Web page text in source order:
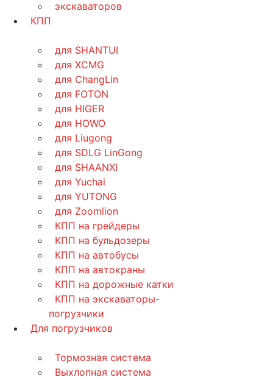
экскаваторов
КПП
для SHANTUI
для XCMG
для ChangLin
для FOTON
для HIGER
для HOWO
для Liugong
для SDLG LinGong
для SHAANXI
для Yuchai
для YUTONG
для Zoomlion
КПП на грейдеры
КПП на бульдозеры
КПП на автобусы
КПП на автокраны
КПП на дорожные катки
КПП на экскаваторы-
погрузчики
Для погрузчиков
Тормозная система
Выхлопная система